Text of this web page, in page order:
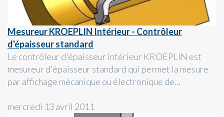
Mesureur KROEPLIN Intérieur - Contrôleur
d'épaisseur standard
Le contrôleur d'épaisseur intérieur KROEPLIN est
mesureur d'épaisseur standard qui permet la mesure
par affichage mécanique ou électronique de...
mercredi 13 avril 2011